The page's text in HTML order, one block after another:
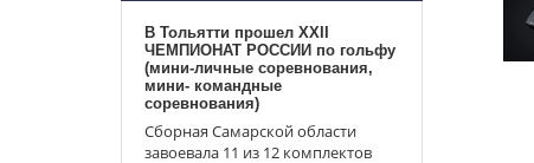
В Тольятти прошел XXII
ЧЕМПИОНАТ РОССИИ по гольфу
(мини-личные соревнования,
мини- командные
соревнования)
Сборная Самарской области
завоевала 11 из 12 комплектов